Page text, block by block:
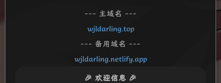
--- 主域名 ---
wjldarling.top
--- 备用域名 ---
wjldarling.netlify.app
🎉 欢迎信息 🎉